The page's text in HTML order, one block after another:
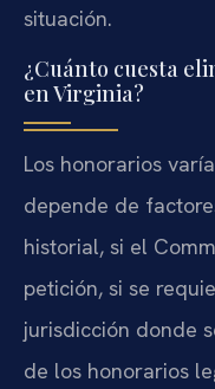
situación.
¿Cuánto cuesta
en Virginia?
Los honorarios
depende de
historial, si el
petición, si se
jurisdicción donde
de los honorarios